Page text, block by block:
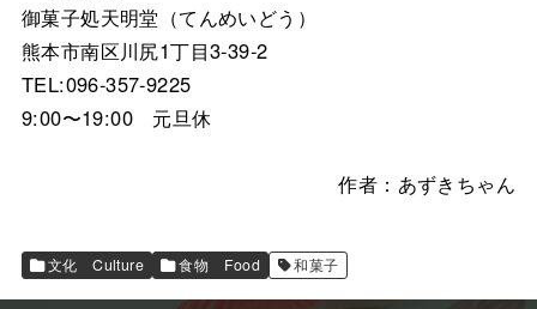
御菓子処天明堂（てんめいどう）
熊本市南区川尻1丁目3-39-2
TEL:096-357-9225
9:00〜19:00 元旦休
作者：あずきちゃん
文化 Culture 食物 Food 和菓子